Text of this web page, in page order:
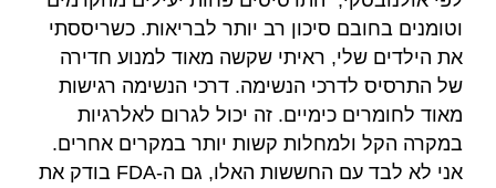
וטומנים בחובם סיכון רב יותר לבריאות. כשריססתי
את הילדים שלי, ראיתי שקשה מאוד למנוע חדירה
של התרסיס לדרכי הנשימה. דרכי הנשימה רגישות
מאוד לחומרים כימיים. זה יכול לגרום לאלרגיות
במקרה הקל ולמחלות קשות יותר במקרים אחרים.
אני לא לבד עם החששות האלו, גם ה-FDA בודק את